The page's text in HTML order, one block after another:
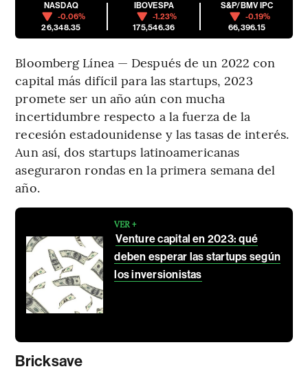
NASDAQ
-0.06%
26,348.35
IBOVESPA
-1.23%
175,546.36
S&P/BMV IPC
-0.19%
66,396.15
Bloomberg Línea — Después de un 2022 con
capital más difícil para las startups, 2023
promete ser un año aún con mucha
incertidumbre respecto a la fuerza de la
recesión estadounidense y las tasas de interés.
Aun así, dos startups latinoamericanas
aseguraron rondas en la primera semana del
año.
VER +
Venture capital en 2023: qué
deben esperar las startups según
los inversionistas
Bricksave